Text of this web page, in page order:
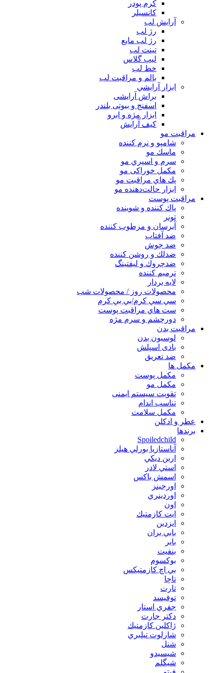
كرم پودر
كانسيلر
آرايش لب
رژ لب
رژ لب مایع
تینت لب
لیپ گلاس
خط لب
بالم و مراقبت لب
ابزار آرايشي
براش آرایشی
اسفنج و بیوتی بلندر
ابزار مژه و ابرو
کیف آرایش
مراقبت مو
شامپو و نرم كننده
ماسك مو
سرم و اسپري مو
مكمل خوراكی مو
پك هاي مراقبت مو
ابزار حالت‌دهنده مو
مراقبت پوست
پاك كننده و شوينده
تونر
آبرسان و مرطوب كننده
ضد آفتاب
ضد جوش
ضدلك و روشن كننده
ضدچروك و ليفتينگ
ترميم كننده
لايه بردار
محصولات روز / محصولات شب
سي سي كرم/بي بي كرم
ست هاي مراقبت پوست
دورچشم و سرم مژه
مراقبت بدن
لوسیون بدن
بادی اسپلش
ضد تعریق
مكمل ها
مکمل پوست
مکمل مو
تقویت سیستم ایمنی
تناسب اندام
مکمل سلامت
عطر و ادکلن
برندها
Spoiledchild
آناستازيا بورلي هيلز
اربن ديكي
استي لادر
اسمش باكس
اورجينز
اوردينري
اون
ايت كازمتيك
ايزدين
بابي بران
بایر
بنفيت
بوكسوم
بي اچ كازمتيكس
تاچا
تارت
توفيسد
جفري استار
دكتر جارت
ژاكلين كازمتيك
شارلوت تيلبري
شنل
شيسيدو
شیگلم